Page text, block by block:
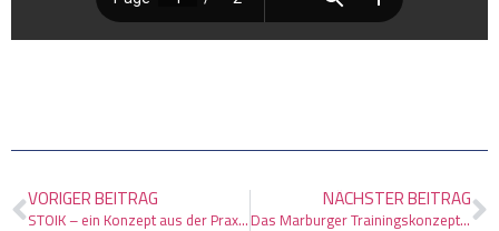
VORIGER BEITRAG
STOIK – ein Konzept aus der Praxis für die Praxis
NÄCHSTER BEITRAG
Das Marburger Trainingskonzept – Mit Konzentration zum Erfolg